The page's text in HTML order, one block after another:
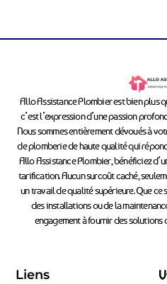
Allo Assistance Plombier est bien plus
c’est l’expression d’une passion
Nous sommes entièrement dévoués à
de plomberie de haute qualité qui
Allo Assistance Plombier, bénéficiez
tarification. Aucun surcoût caché,
un travail de qualité supérieure. Que ce
des installations ou de la
engagement à fournir des solutions
Liens